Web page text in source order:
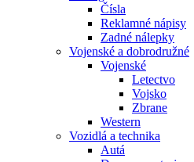
Čísla
Reklamné nápisy
Zadné nálepky
Vojenské a dobrodružné
Vojenské
Letectvo
Vojsko
Zbrane
Western
Vozidlá a technika
Autá